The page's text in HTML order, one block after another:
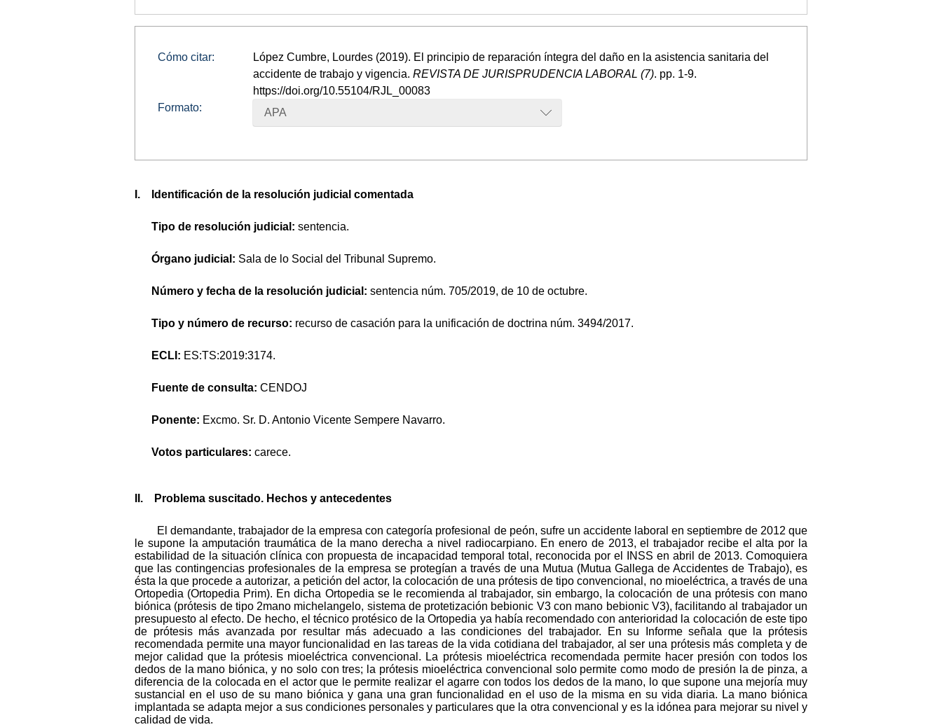
Cómo citar:
López Cumbre, Lourdes (2019). El principio de reparación íntegra del daño en la asistencia sanitaria del
accidente de trabajo y vigencia. REVISTA DE JURISPRUDENCIA LABORAL (7). pp. 1-9.
https://doi.org/10.55104/RJL_00083
Formato:
APA
I. Identificación de la resolución judicial comentada
Tipo de resolución judicial: sentencia.
Órgano judicial: Sala de lo Social del Tribunal Supremo.
Número y fecha de la resolución judicial: sentencia núm. 705/2019, de 10 de octubre.
Tipo y número de recurso: recurso de casación para la unificación de doctrina núm. 3494/2017.
ECLI: ES:TS:2019:3174.
Fuente de consulta: CENDOJ
Ponente: Excmo. Sr. D. Antonio Vicente Sempere Navarro.
Votos particulares: carece.
II. Problema suscitado. Hechos y antecedentes
El demandante, trabajador de la empresa con categoría profesional de peón, sufre un accidente laboral en septiembre de 2012 que
le supone la amputación traumática de la mano derecha a nivel radiocarpiano. En enero de 2013, el trabajador recibe el alta por la
estabilidad de la situación clínica con propuesta de incapacidad temporal total, reconocida por el INSS en abril de 2013. Comoquiera
que las contingencias profesionales de la empresa se protegían a través de una Mutua (Mutua Gallega de Accidentes de Trabajo), es
ésta la que procede a autorizar, a petición del actor, la colocación de una prótesis de tipo convencional, no mioeléctrica, a través de una
Ortopedia (Ortopedia Prim). En dicha Ortopedia se le recomienda al trabajador, sin embargo, la colocación de una prótesis con mano
biónica (prótesis de tipo 2mano michelangelo, sistema de protetización bebionic V3 con mano bebionic V3), facilitando al trabajador un
presupuesto al efecto. De hecho, el técnico protésico de la Ortopedia ya había recomendado con anterioridad la colocación de este tipo
de prótesis más avanzada por resultar más adecuado a las condiciones del trabajador. En su Informe señala que la prótesis
recomendada permite una mayor funcionalidad en las tareas de la vida cotidiana del trabajador, al ser una prótesis más completa y de
mejor calidad que la prótesis mioeléctrica convencional. La prótesis mioeléctrica recomendada permite hacer presión con todos los
dedos de la mano biónica, y no solo con tres; la prótesis mioeléctrica convencional solo permite como modo de presión la de pinza, a
diferencia de la colocada en el actor que le permite realizar el agarre con todos los dedos de la mano, lo que supone una mejoría muy
sustancial en el uso de su mano biónica y gana una gran funcionalidad en el uso de la misma en su vida diaria. La mano biónica
implantada se adapta mejor a sus condiciones personales y particulares que la otra convencional y es la idónea para mejorar su nivel y
calidad de vida.